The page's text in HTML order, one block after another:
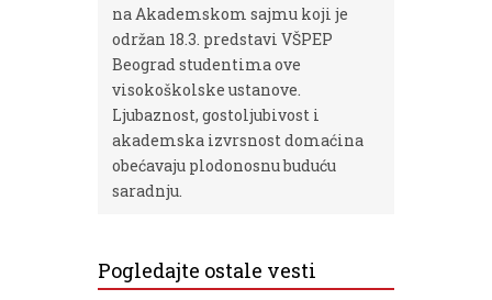
na Akademskom sajmu koji je
održan 18.3. predstavi VŠPEP
Beograd studentima ove
visokoškolske ustanove.
Ljubaznost, gostoljubivost i
akademska izvrsnost domaćina
obećavaju plodonosnu buduću
saradnju.
Pogledajte ostale vesti